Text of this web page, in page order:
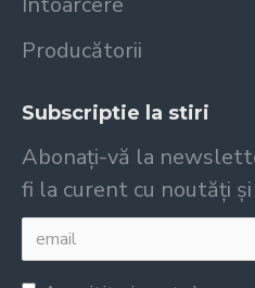
Producătorii
Subscriptie la stiri
Abonați-vă la
fi la curent cu noutăți